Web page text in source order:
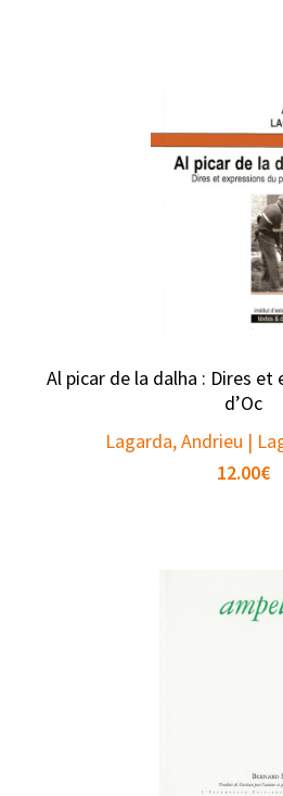
Al picar de la dalha : Dires et
d’Oc
Lagarda, Andrieu |
12.00€